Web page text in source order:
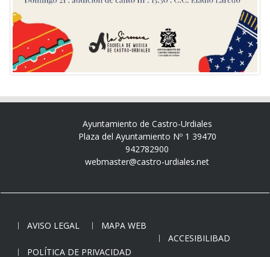
Ayuntamiento de Castro-Urdiales
Plaza del Ayuntamiento Nº 1 39470
942782900
webmaster@castro-urdiales.net
AVISO LEGAL
MAPA WEB
ACCESIBILIBAD
POLÍTICA DE PRIVACIDAD